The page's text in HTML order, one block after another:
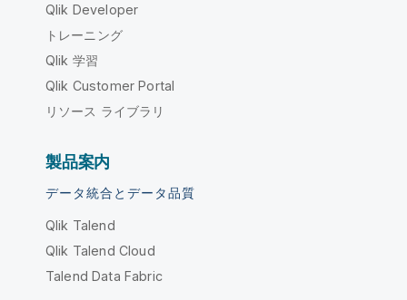
Qlik Developer
トレーニング
Qlik 学習
Qlik Customer Portal
リソース ライブラリ
製品案内
データ統合とデータ品質
Qlik Talend
Qlik Talend Cloud
Talend Data Fabric